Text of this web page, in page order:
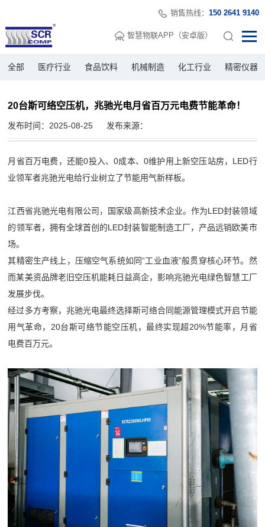
销售热线： 150 2641 9140
智慧物联APP（安卓版）
全部 医疗行业 食品饮料 机械制造 化工行业 精密仪器
20台斯可络空压机，兆驰光电月省百万元电费节能革命！
发布时间：2025-08-25 发布来源：
月省百万电费，还能0投入、0成本、0维护用上新空压站房，LED行
业领军者兆驰光电给行业树立了节能用气新样板。
江西省兆驰光电有限公司，国家级高新技术企业。作为LED封装领域
的领军者，拥有全球首创的LED封装智能制造工厂，产品远销欧美市
场。
其精密生产线上，压缩空气系统如同“工业血液”般贯穿核心环节。然
而某美资品牌老旧空压机能耗日益高企，影响兆驰光电绿色智慧工厂
发展步伐。
经过多方考察，兆驰光电最终选择斯可络合同能源管理模式开启节能
用气革命，20台斯可络节能空压机，最终实现超20%节能率，月省
电费百万元。